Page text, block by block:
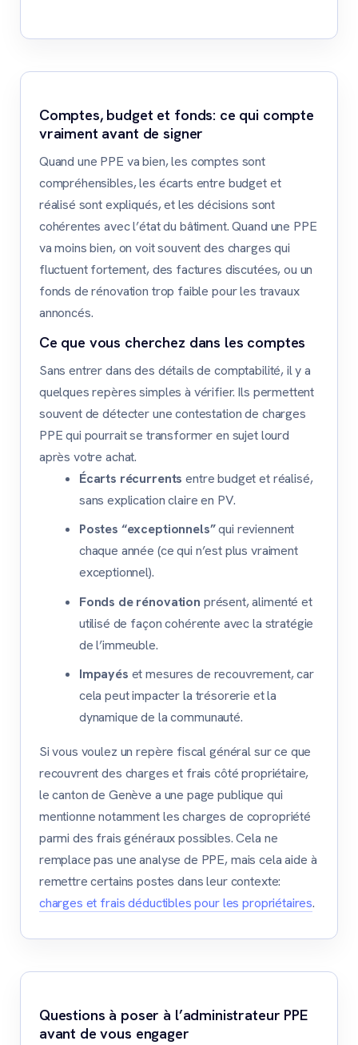
Comptes, budget et fonds: ce qui compte
vraiment avant de signer
Quand une PPE va bien, les comptes sont
compréhensibles, les écarts entre budget et
réalisé sont expliqués, et les décisions sont
cohérentes avec l’état du bâtiment. Quand une PPE
va moins bien, on voit souvent des charges qui
fluctuent fortement, des factures discutées, ou un
fonds de rénovation trop faible pour les travaux
annoncés.
Ce que vous cherchez dans les comptes
Sans entrer dans des détails de comptabilité, il y a
quelques repères simples à vérifier. Ils permettent
souvent de détecter une contestation de charges
PPE qui pourrait se transformer en sujet lourd
après votre achat.
Écarts récurrents entre budget et réalisé,
sans explication claire en PV.
Postes “exceptionnels”qui reviennent
chaque année (ce qui n’est plus vraiment
exceptionnel).
Fonds de rénovation présent, alimenté et
utilisé de façon cohérente avec la stratégie
de l’immeuble.
Impayés et mesures de recouvrement, car
cela peut impacter la trésorerie et la
dynamique de la communauté.
Si vous voulez un repère fiscal général sur ce que
recouvrent des charges et frais côté propriétaire,
le canton de Genève a une page publique qui
mentionne notamment les charges de copropriété
parmi des frais généraux possibles. Cela ne
remplace pas une analyse de PPE, mais cela aide à
remettre certains postes dans leur contexte:
charges et frais déductibles pour les propriétaires.
Questions à poser à l’administrateur PPE
avant de vous engager